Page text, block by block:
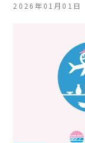
2026年01月01日